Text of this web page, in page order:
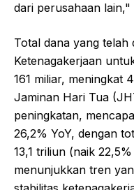
dari perusahaan lain,"
Total dana yang telah
Ketenagakerjaan
161 miliar, meningkat
Jaminan Hari Tua
peningkatan,
26,2% YoY, dengan
13,1 triliun (naik
menunjukkan tren